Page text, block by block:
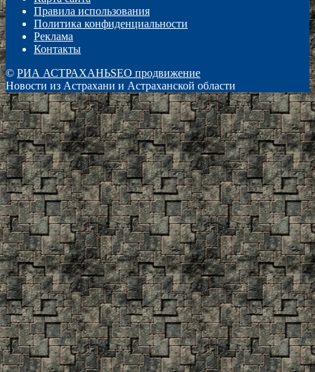
Правила использования
Политика конфиденциальности
Реклама
Контакты
© РИА АСТРАХАНЬSEO продвижение
Новости из Астрахани и Астраханской области